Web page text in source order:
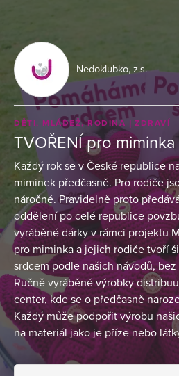
Nedoklubko, z.s.
DĚTI, MLÁDEŽ, RODINA ZDRAVÍ
TVOŘENÍ pro
Každý rok se v České republice
miminek předčasně. Pro rodiče
náročné. Pravidelně proto
oddělení po celé republice
vyráběné dárky v rámci projektu
pro miminka a jejich rodiče tvoří
srdcem podle našich návodů,
Ručně vyráběné výrobky
center, kde se o předčasně
Každý může podpořit výrobu
na materiál jako je příze nebo